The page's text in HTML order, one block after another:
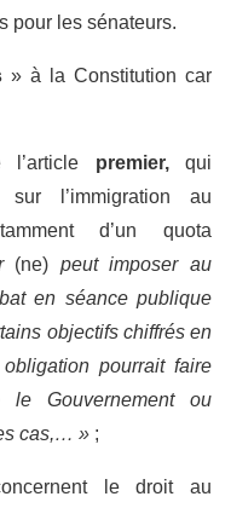
pour les sénateurs.
» à la Constitution car
l’article premier,qui
l’immigration au
d’un quota
(ne) peut imposer au
en séance publique
objectifs chiffrés en
pourrait faire
le Gouvernement ou
cas,… » ;
le droit au